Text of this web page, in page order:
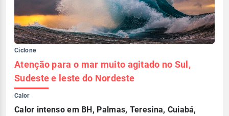
Ciclone
Atenção para o mar muito agitado no Sul,
Sudeste e leste do Nordeste
Calor
Calor intenso em BH, Palmas, Teresina, Cuiabá,